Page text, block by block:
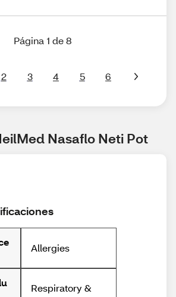
Página 1 de 8
2 3 4 5 6
Nasaflo Neti Pot
Allergies
Respiratory &